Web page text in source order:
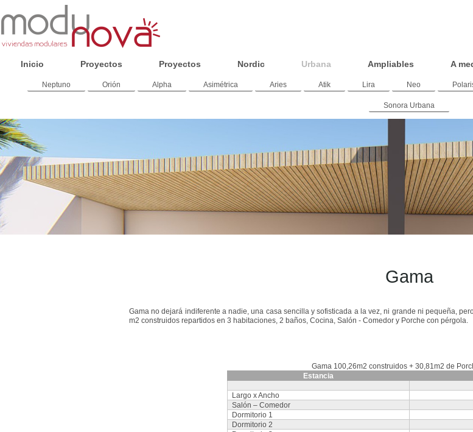
Inicio Proyectos Proyectos Nordic Urbana Ampliables A
Neptuno Orión Alpha Asimétrica Aries Atik Lira Neo
Sonora Urbana
Gama
Gama no dejará indiferente a nadie, una casa sencilla y sofisticada a la vez, ni grande ni pequeña,
m2 construidos repartidos en 3 habitaciones, 2 baños, Cocina, Salón - Comedor y Porche con pérgola.
Gama 100,26m2 construidos + 30,81m2 de
Estancia
Largo x Ancho
Salón – Comedor
Dormitorio 1
Dormitorio 2